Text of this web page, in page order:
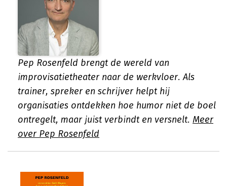
Pep Rosenfeld brengt de wereld van
improvisatietheater naar de werkvloer. Als
trainer, spreker en schrijver helpt hij
organisaties ontdekken hoe humor niet de boel
ontregelt, maar juist verbindt en versnelt. Meer
over Pep Rosenfeld